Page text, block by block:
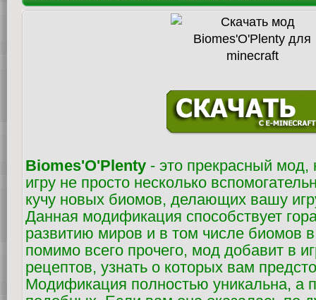
Biomes'O'Plenty - это прекрасный мод,
игру не просто несколько
кучу новых биомов, делающих вашу
Данная модификация способствует
развитию миров и в том числе биомов
помимо всего прочего, мод добавит в
рецептов, узнать о которых вам
Модификация полностью уникальна, а